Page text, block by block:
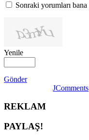
Sonraki yorumları
Yenile
Gönder
JComments
REKLAM
PAYLAŞ!